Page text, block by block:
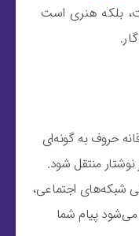
بلکه هنری است
حروف به گونه‌ای
منتقل شود.
شبکه‌های اجتماعی،
پیام شما